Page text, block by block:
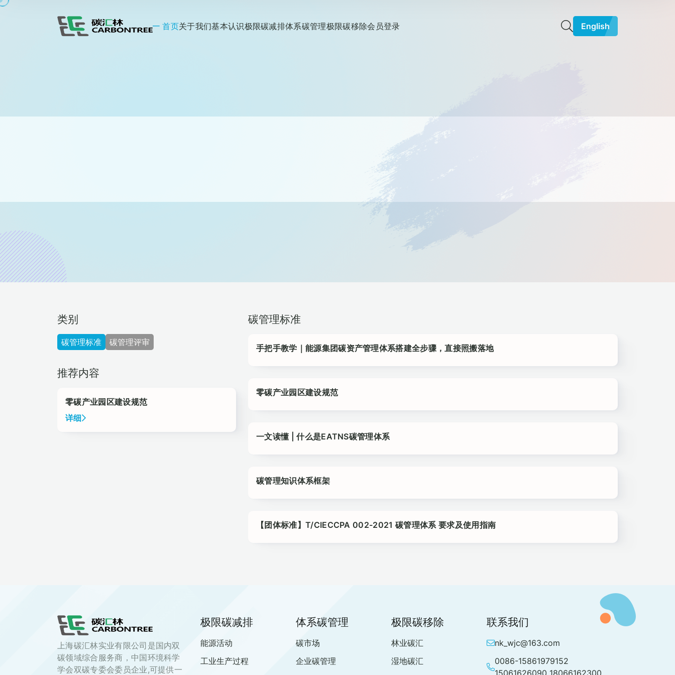
首页关于我们基本认识极限碳减排体系碳管理极限碳移除会员登录 English
类别
碳管理标准 碳管理评审
推荐内容
零碳产业园区建设规范
详细
碳管理标准
手把手教学｜能源集团碳资产管理体系搭建全步骤，直接照搬落地
零碳产业园区建设规范
一文读懂 | 什么是EATNS碳管理体系
碳管理知识体系框架
【团体标准】T/CIECCPA 002-2021 碳管理体系 要求及使用指南
上海碳汇林实业有限公司是国内双
碳领域综合服务商，中国环境科学
学会双碳专委会委员企业,可提供一
极限碳减排
能源活动
工业生产过程
体系碳管理
碳市场
企业碳管理
极限碳移除
林业碳汇
湿地碳汇
联系我们
nk_wjc@163.com
0086-15861979152
15061626090 18066162300